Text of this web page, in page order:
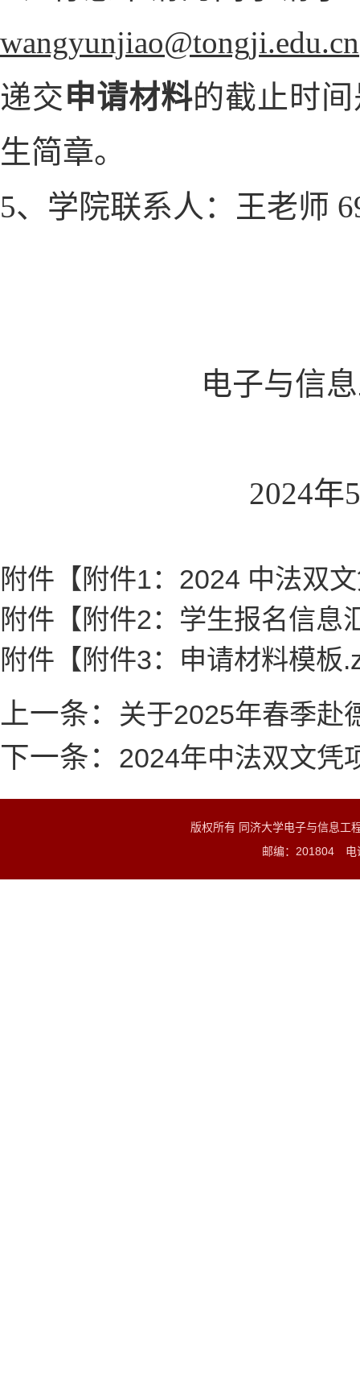
wangyunjiao@tongji.edu.cn
递交申请材料的截止时
生简章。
5、学院联系人：王老师
电子与信息工
2024年5月
附件【 附件1：2024 中法双
附件【 附件2：学生报名信息
附件【 附件3：申请材料模板
上一条： 关于2025年春季赴
下一条： 2024年中法双文凭
版权所有 同济大学电子与信息
邮编：201804